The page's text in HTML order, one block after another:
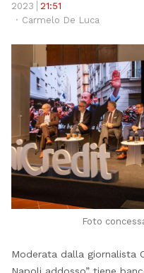
2023
21:51
Author
Carmelo De Luca
Foto
Moderata dalla giornalista